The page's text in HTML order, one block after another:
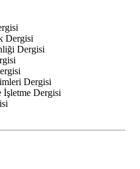
Dergisi
Dergisi
Dergisi
İşletme Dergisi